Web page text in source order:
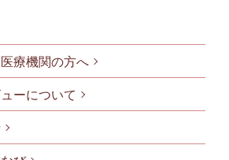
フッタメニ
療機関の方へ
ーについて